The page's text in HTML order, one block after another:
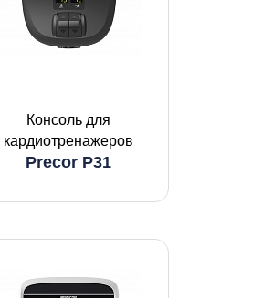
Консоль для
кардиотренажеров
Precor P31